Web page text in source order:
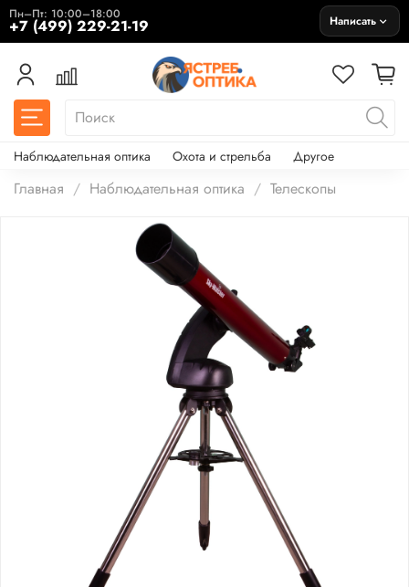
Пн–Пт: 10:00–18:00
+7 (499) 229-21-19 Написать
Наблюдательная оптика Охота и стрельба Другое
Главная Наблюдательная оптика Телескопы